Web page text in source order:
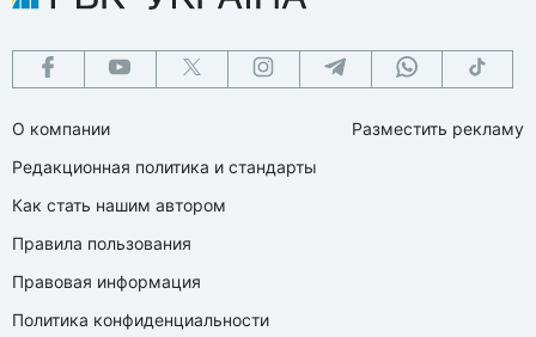
О компании
Редакционная политика и стандарты
Как стать нашим автором
Правила пользования
Правовая информация
Политика конфиденциальности
Разместить рекламу